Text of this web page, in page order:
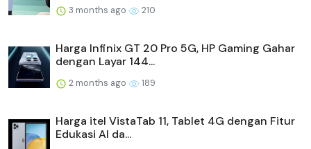
3 months ago 210
Harga Infinix GT 20 Pro 5G, HP Gaming Gahar
dengan Layar 144...
2 months ago 189
Harga itel VistaTab 11, Tablet 4G dengan Fitur
Edukasi AI da...